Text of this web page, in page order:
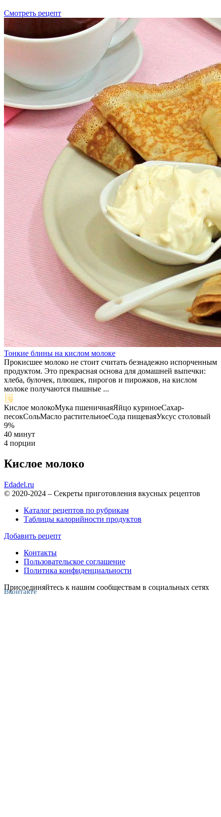
Смотреть рецепт
Тонкие блины на кислом молоке
Прокисшее молоко не стоит считать безнадежно испорченным
продуктом. Это прекрасная основа для домашней выпечки:
хлеба, булочек, плюшек, пирогов и пирожков, на кислом
молоке получаются пышные ...
Кислое молокоМука пшеничнаяЯйцо куриноеСахар-
песокСольМасло растительноеСода пищеваяУксус столовый
9%
40 минут
4 порции
Кислое молоко
Edadel.ru
© 2020-2024 – Секреты приготовления вкусных рецептов
Каталог рецептов по рубрикам
Таблицы калорийности продуктов
Добавить рецепт
Контакты
Пользовательское соглашение
Политика конфиденциальности
Присоединяйтесь к нашим сообществам в социальных сетях
Вконтакте